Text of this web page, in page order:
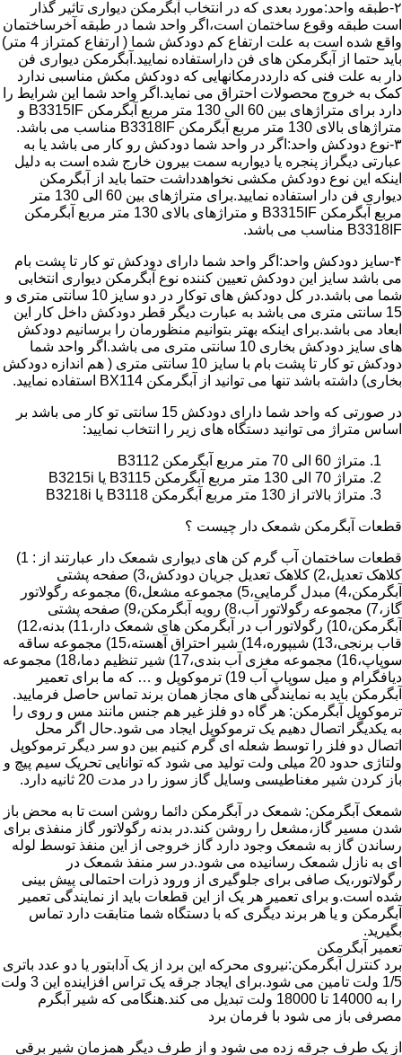
۲-طبقه واحد:مورد بعدی که در انتخاب آبگرمکن دیواری تاثیر گذار
است طبقه وقوع ساختمان است،اگر واحد شما در طبقه آخرساختمان
واقع شده است به علت ارتفاع کم دودکش شما ( ارتفاع کمتراز 4 متر)
باید حتما از آبگرمکن های فن داراستفاده نمایید.آبگرمکن دیواری فن
دار به علت فنی که دارددرمکانهایی که دودکش مکش مناسبی ندارد
کمک به خروج محصولات احتراق می نماید.اگر واحد شما این شرایط را
دارد برای متراژهای بین 60 الی 130 متر مربع آبگرمکن B3315IF و
متراژهای بالای 130 متر مربع آبگرمکن B3318IF مناسب می باشد.
۳-نوع دودکش واحد:اگر در واحد شما دودکش رو کار می باشد یا به
عبارتی دیگراز پنجره یا دیواربه سمت بیرون خارج شده است به دلیل
اینکه این نوع دودکش مکشی نخواهدداشت حتما باید از آبگرمکن
دیواری فن دار استفاده نمایید.برای متراژهای بین 60 الی 130 متر
مربع آبگرمکن B3315IF و متراژهای بالای 130 متر مربع آبگرمکن
B3318IF مناسب می باشد.
۴-سایز دودکش واحد:اگر واحد شما دارای دودکش تو کار تا پشت بام
می باشد سایز این دودکش تعیین کننده نوع آبگرمکن دیواری انتخابی
شما می باشد.در کل دودکش های توکار در دو سایز 10 سانتی متری و
15 سانتی متری می باشد به عبارت دیگر قطر دودکش داخل کار این
ابعاد می باشد.برای اینکه بهتر بتوانیم منظورمان را برسانیم دودکش
های سایز دودکش بخاری 10 سانتی متری می باشد.اگر واحد شما
دودکش تو کار تا پشت بام با سایز 10 سانتی متری ( هم اندازه دودکش
بخاری) داشته باشد تنها می توانید از آبگرمکن BX114 استفاده نمایید.
در صورتی که واحد شما دارای دودکش 15 سانتی تو کار می باشد بر
اساس متراژ می توانید دستگاه های زیر را انتخاب نمایید:
متراژ 60 الی 70 متر مربع آبگرمکن B3112
متراژ 70 الی 130 متر مربع آبگرمکن B3115 یا B3215i
متراژ بالاتر از 130 متر مربع آبگرمکن B3118 یا B3218i
قطعات آبگرمکن شمعک دار چیست ؟
قطعات ساختمان آب گرم کن های دیواری شمعک دار عبارتند از : 1)
کلاهک تعدیل،2) کلاهک تعدیل جریان دودکش،3) صفحه پشتی
آبگرمکن،4) مبدل گرمایی،5) مجموعه مشعل،6) مجموعه رگولاتور
گاز،7) مجموعه رگولاتور آب،8) رویه آبگرمکن،9) صفحه پشتی
آبگرمکن،10) رگولاتور آب در آبگرمکن های شمعک دار،11) بدنه،12)
قاب برنجی،13) شیپوره،14) شیر احتراق آهسته،15) مجموعه ساقه
سوپاپ،16) مجموعه مغزی آب بندی،17) شیر تنظیم دما،18) مجموعه
دیافگرام و میل سوپاپ آب 19) ترموکوپل و … که ما برای تعمیر
آبگرمکن باید به نمایندگی های مجاز همان برند تماس حاصل فرمایید.
ترموکوپل آبگرمکن: هر گاه دو فلز غیر هم جنس مانند مس و روی را
به یکدیگر اتصال دهیم یک ترموکوپل ایجاد می شود.حال اگر محل
اتصال دو فلز را توسط شعله ای گرم کنیم بین دو سر دیگر ترموکوپل
ولتاژی حدود 20 میلی ولت تولید می شود که توانایی تحریک سیم پیچ و
باز کردن شیر مغناطیسی وسایل گاز سوز را در مدت 20 ثانیه دارد.
شمعک آبگرمکن: شمعک در آبگرمکن دائما روشن است تا به محض باز
شدن مسیر گاز،مشعل را روشن کند.در بدنه رگولاتور گاز منفذی برای
رساندن گاز به شمعک وجود دارد گاز خروجی از این منفذ توسط لوله
ای به نازل شمعک رسانیده می شود.در سر منفذ شمعک در
رگولاتور،یک صافی برای جلوگیری از ورود ذرات احتمالی پیش بینی
شده است.و برای تعمیر هر یک از این قطعات باید از نمایندگی تعمیر
آبگرمکن و یا هر برند دیگری که با دستگاه شما متابقت دارد تماس
بگیرید.
تعمیر آبگرمکن
برد کنترل آبگرمکن:نیروی محرکه این برد از یک آدابتور یا دو عدد باتری
1/5 ولت تامین می شود.برای ایجاد جرقه یک تراس افزاینده این 3 ولت
را به 14000 تا 18000 ولت تبدیل می کند.هنگامی که شیر آبگرم
مصرفی باز می شود با فرمان برد
از یک طرف جرقه زده می شود و از طرف دیگر همزمان شیر برقی